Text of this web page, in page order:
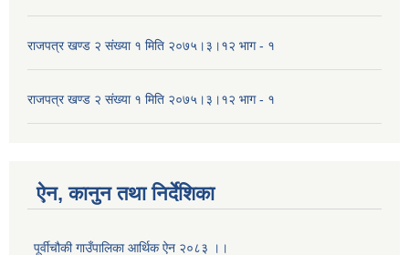
राजपत्र खण्ड २ संख्या १ मिति २०७५।३।१२ भाग - १
राजपत्र खण्ड २ संख्या १ मिति २०७५।३।१२ भाग - १
ऐन, कानुन तथा निर्देशिका
पूर्वीचौकी गाउँपालिका आर्थिक ऐन २०८३ ।।